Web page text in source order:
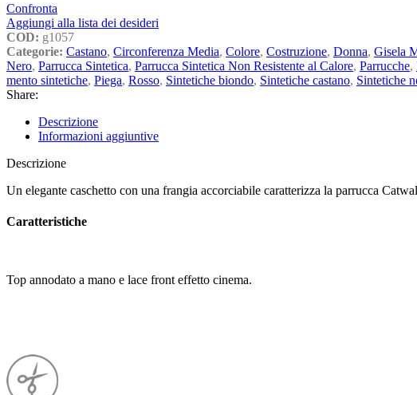
Confronta
Aggiungi alla lista dei desideri
COD: g1057
Categorie: Castano, Circonferenza Media, Colore, Costruzione, Donna, Gisela
Nero, Parrucca Sintetica, Parrucca Sintetica Non Resistente al Calore, Parrucche,
mento sintetiche, Piega, Rosso, Sintetiche biondo, Sintetiche castano, Sintetiche
Share:
Descrizione
Informazioni aggiuntive
Descrizione
Un elegante caschetto con una frangia accorciabile caratterizza la parrucca
Caratteristiche
Top annodato a mano e lace front effetto cinema.